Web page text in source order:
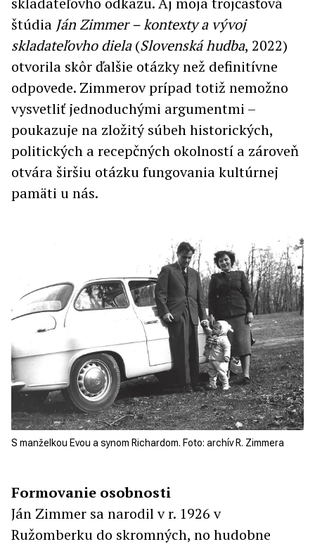
štúdia Ján Zimmer – kontexty a vývoj
skladateľovho diela(Slovenská hudba, 2022)
otvorila skôr ďalšie otázky než definitívne
odpovede. Zimmerov prípad totiž nemožno
vysvetliť jednoduchými argumentmi –
poukazuje na zložitý súbeh historických,
politických a recepčných okolností a zároveň
otvára širšiu otázku fungovania kultúrnej
pamäti u nás.
S manželkou Evou a synom Richardom. Foto: archív R. Zimmera
Formovanie osobnosti
Ján Zimmer sa narodil v r. 1926 v
Ružomberku do skromných, no hudobne